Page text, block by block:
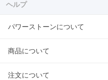
ヘルプ
パワーストーンについて
商品について
注文について